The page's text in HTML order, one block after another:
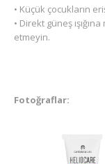
• Küçük çocukların
• Direkt güneş
etmeyin.
Fotoğraflar: